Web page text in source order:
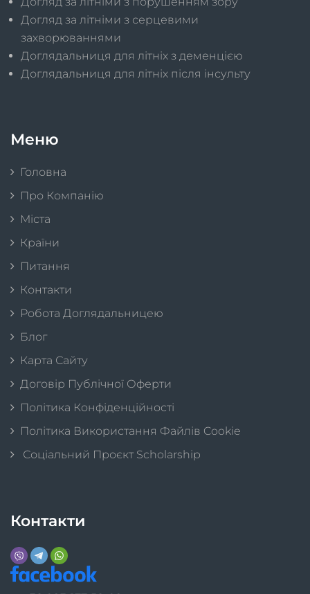
Догляд за літніми з серцевими
захворюваннями
Доглядальниця для літніх з деменцією
Доглядальниця для літніх після інсульту
Меню
Головна
Про Компанію
Міста
Країни
Питання
Контакти
Робота Доглядальницею
Блог
Карта Сайту
Договір Публічної Оферти
Політика Конфіденційності
Політика Використання Файлів Cookie
Соціальний Проєкт Scholarship
Контакти